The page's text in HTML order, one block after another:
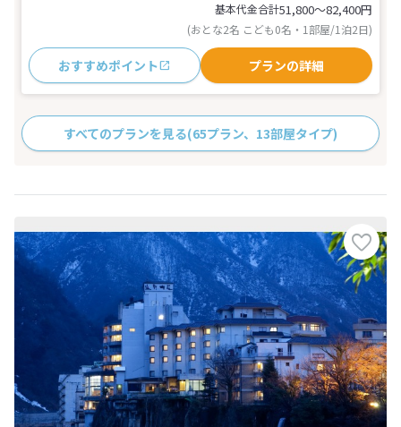
基本代金合計51,800〜82,400円
(おとな2名 こども0名・1部屋/1泊2日)
おすすめポイント プランの詳細
すべてのプランを見る(65プラン、13部屋タイプ)